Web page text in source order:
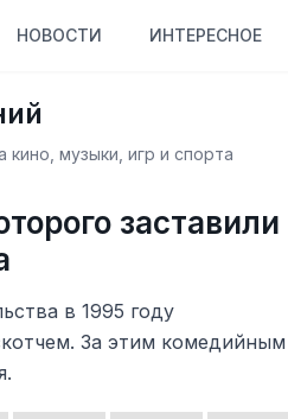
НОВОСТИ ИНТЕРЕСНОЕ
музыки, игр и спорта
заставили
в 1995 году
За этим комедийным